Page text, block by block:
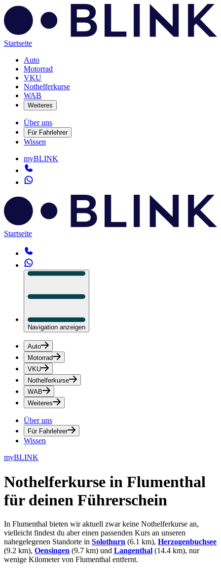
Startseite
Auto
Motorrad
VKU
Nothelferkurse
WAB
Weiteres
Über uns
Für Fahrlehrer
Wissen
myBLINK
Startseite
Navigation anzeigen
Auto
Motorrad
VKU
Nothelferkurse
WAB
Weiteres
Über uns
Für Fahrlehrer
Wissen
myBLINK
Nothelferkurse in Flumenthal
für deinen Führerschein
In Flumenthal bieten wir aktuell zwar keine Nothelferkurse an,
vielleicht findest du aber einen passenden Kurs an unseren
nahegelegenen Standorte in Solothurn (6.1 km), Herzogenbuchsee
(9.2 km), Oensingen (9.7 km) und Langenthal (14.4 km), nur
wenige Kilometer von Flumenthal entfernt.